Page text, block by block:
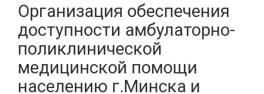
Организация обеспечения
доступности амбулаторно-
поликлинической
медицинской помощи
населению г.Минска и